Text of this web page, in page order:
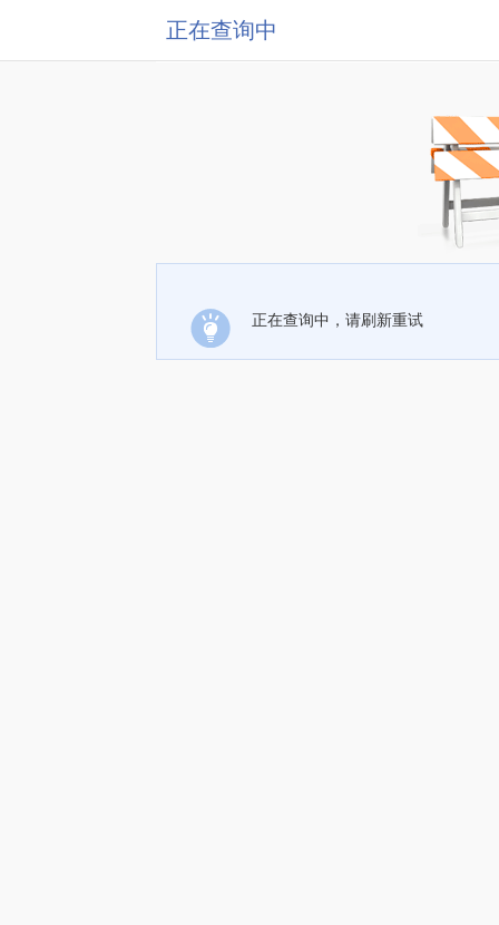
正在查询中
正在查询中，请刷新重试